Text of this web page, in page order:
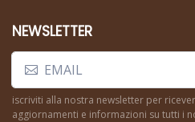
NEWSLETTER
iscriviti alla nostra newsletter per
aggiornamenti e informazioni su tutti i